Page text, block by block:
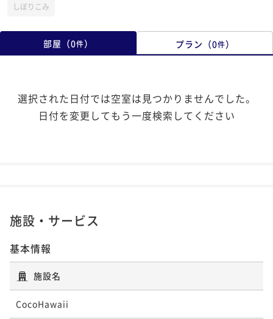
しぼりこみ
部屋 （0件） プラン （0件）
選択された日付では空室は見つかりませんでした。
日付を変更してもう一度検索してください
施設・サービス
基本情報
施設名
CocoHawaii